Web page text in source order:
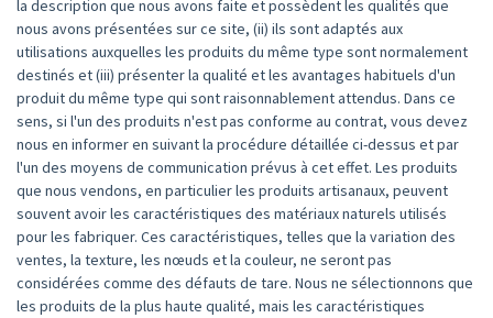
la description que nous avons faite et possèdent les qualités que
nous avons présentées sur ce site, (ii) ils sont adaptés aux
utilisations auxquelles les produits du même type sont normalement
destinés et (iii) présenter la qualité et les avantages habituels d'un
produit du même type qui sont raisonnablement attendus. Dans ce
sens, si l'un des produits n'est pas conforme au contrat, vous devez
nous en informer en suivant la procédure détaillée ci-dessus et par
l'un des moyens de communication prévus à cet effet. Les produits
que nous vendons, en particulier les produits artisanaux, peuvent
souvent avoir les caractéristiques des matériaux naturels utilisés
pour les fabriquer. Ces caractéristiques, telles que la variation des
ventes, la texture, les nœuds et la couleur, ne seront pas
considérées comme des défauts de tare. Nous ne sélectionnons que
les produits de la plus haute qualité, mais les caractéristiques